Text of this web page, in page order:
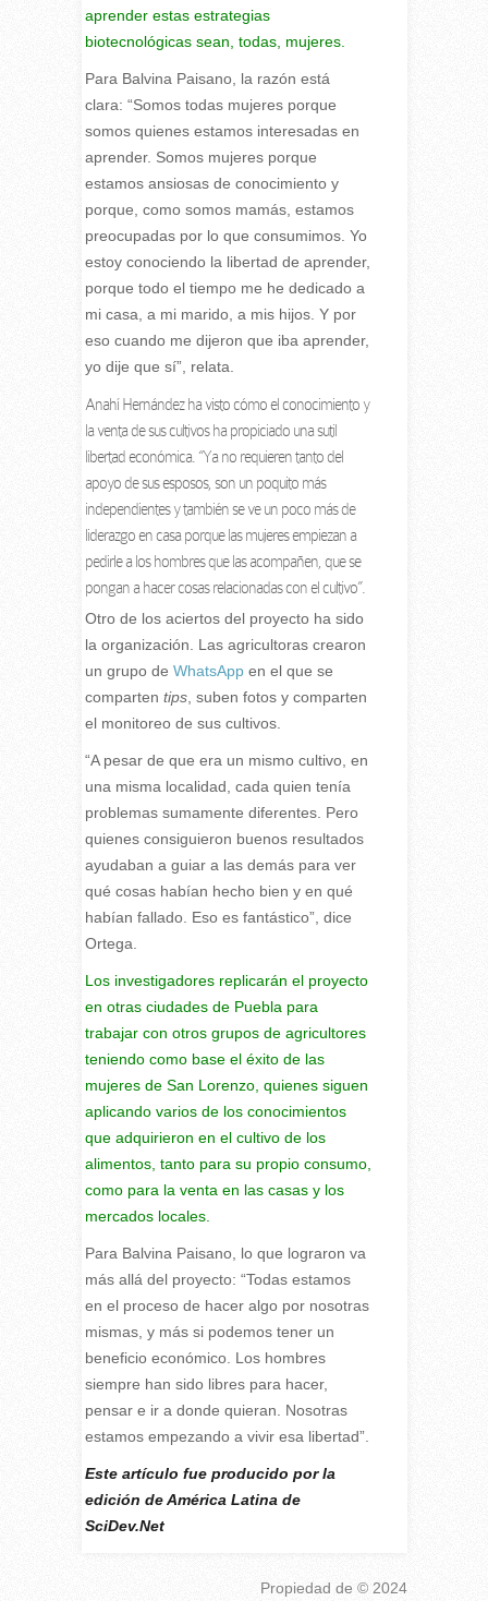
aprender estas estrategias
biotecnológicas sean, todas, mujeres.
Para Balvina Paisano, la razón está
clara: “Somos todas mujeres porque
somos quienes estamos interesadas en
aprender. Somos mujeres porque
estamos ansiosas de conocimiento y
porque, como somos mamás, estamos
preocupadas por lo que consumimos. Yo
estoy conociendo la libertad de aprender,
porque todo el tiempo me he dedicado a
mi casa, a mi marido, a mis hijos. Y por
eso cuando me dijeron que iba aprender,
yo dije que sí”, relata.
Anahí Hernández ha visto cómo el conocimiento y
la venta de sus cultivos ha propiciado una sutil
libertad económica. “Ya no requieren tanto del
apoyo de sus esposos, son un poquito más
independientes y también se ve un poco más de
liderazgo en casa porque las mujeres empiezan a
pedirle a los hombres que las acompañen, que se
pongan a hacer cosas relacionadas con el cultivo”.
Otro de los aciertos del proyecto ha sido
la organización. Las agricultoras crearon
un grupo de WhatsAppen el que se
comparten tips, suben fotos y comparten
el monitoreo de sus cultivos.
“A pesar de que era un mismo cultivo, en
una misma localidad, cada quien tenía
problemas sumamente diferentes. Pero
quienes consiguieron buenos resultados
ayudaban a guiar a las demás para ver
qué cosas habían hecho bien y en qué
habían fallado. Eso es fantástico”, dice
Ortega.
Los investigadores replicarán el proyecto
en otras ciudades de Puebla para
trabajar con otros grupos de agricultores
teniendo como base el éxito de las
mujeres de San Lorenzo, quienes siguen
aplicando varios de los conocimientos
que adquirieron en el cultivo de los
alimentos, tanto para su propio consumo,
como para la venta en las casas y los
mercados locales.
Para Balvina Paisano, lo que lograron va
más allá del proyecto: “Todas estamos
en el proceso de hacer algo por nosotras
mismas, y más si podemos tener un
beneficio económico. Los hombres
siempre han sido libres para hacer,
pensar e ir a donde quieran. Nosotras
estamos empezando a vivir esa libertad”.
Este artículo fue producido por la
edición de América Latina de
SciDev.Net
Propiedad de © 2024